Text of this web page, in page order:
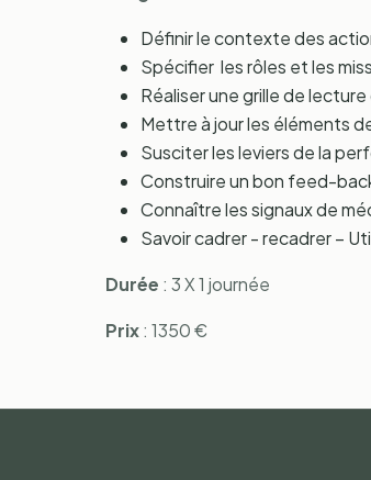
Définir le contexte des
Spécifier les rôles et les
Réaliser une grille de
Mettre à jour les éléments
Susciter les leviers de la
Construire un bon feed-
Connaître les signaux de
Savoir cadrer - recadrer –
Durée : 3 X 1 journée
Prix: 1350 €